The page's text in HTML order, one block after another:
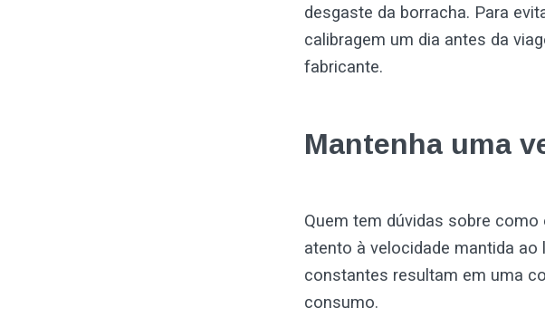
desgaste da borracha. Para
calibragem um dia antes da
fabricante.
Mantenha uma
Quem tem dúvidas sobre
atento à velocidade mantida
constantes resultam em uma
consumo.